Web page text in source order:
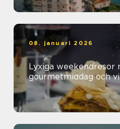
08. januari 2026
Lyxiga weekendresor
gourmetmiddag och